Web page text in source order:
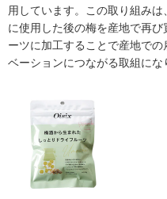
用しています。この取り組み
に使用した後の梅を産地で再
ーツに加工することで産地で
ベーションにつながる取組にな